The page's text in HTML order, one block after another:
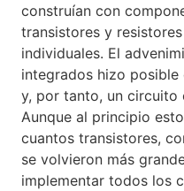
construían con
transistores y
individuales. El
integrados hizo
y, por tanto, un circuito
Aunque al principio
cuantos transistores,
se volvieron más
implementar todos los